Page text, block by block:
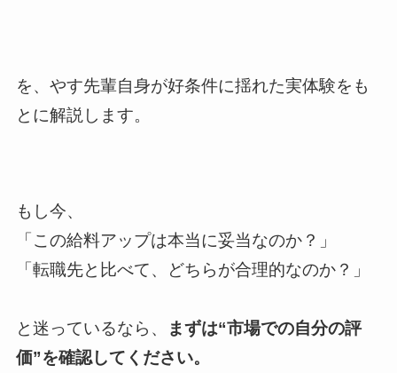
を、やす先輩自身が好条件に揺れた実体験をも
とに解説します。
もし今、
「この給料アップは本当に妥当なのか？」
「転職先と比べて、どちらが合理的なのか？」
と迷っているなら、
まずは“市場での自分の評
価”を確認してください。